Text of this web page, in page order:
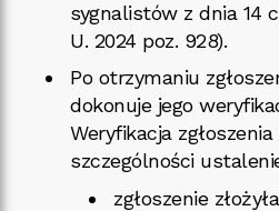
sygnalistów z dnia 14
U. 2024 poz. 928).
Po otrzymaniu
dokonuje jego
Weryfikacja
szczególności
zgłoszenie